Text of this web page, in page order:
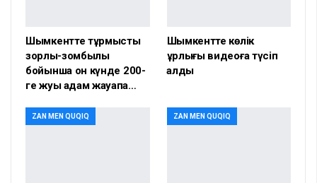
Шымкентте тұрмыстық
зорлық-зомбылық
бойынша он күнде 200-
ге жуық адам жауапқа…
Шымкентте көлік
ұрлығы видеоға түсіп
қалды
ZAN MEN QUQIQ ZAN MEN QUQIQ